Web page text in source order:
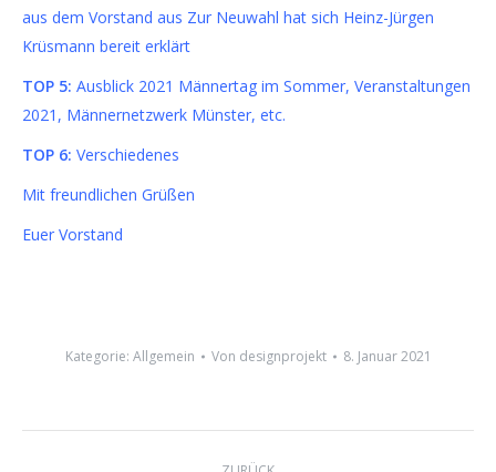
aus dem Vorstand aus Zur Neuwahl hat sich Heinz-Jürgen
Krüsmann bereit erklärt
TOP 5: Ausblick 2021 Männertag im Sommer, Veranstaltungen
2021, Männernetzwerk Münster, etc.
TOP 6: Verschiedenes
Mit freundlichen Grüßen
Euer Vorstand
Kategorie: Allgemein Von designprojekt 8. Januar 2021
Kommentarnavigation